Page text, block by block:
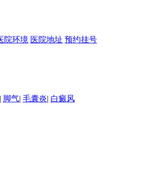
院环境 医院地址 预约挂号
| 脚气| 毛囊炎| 白癜风